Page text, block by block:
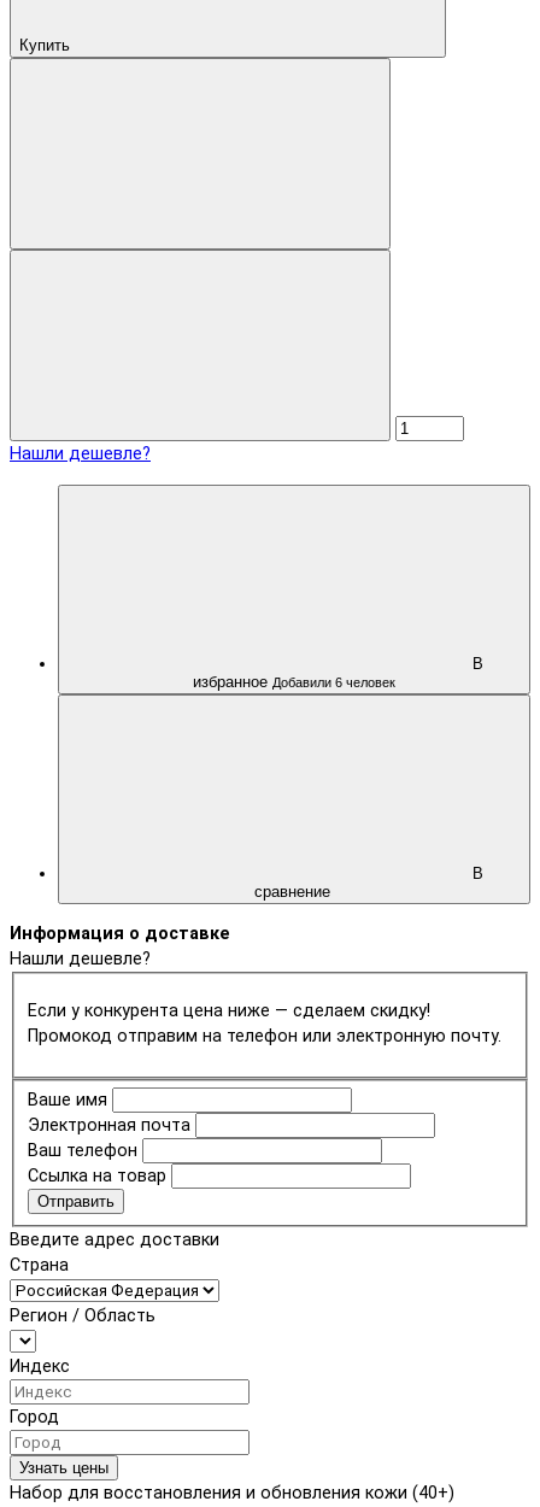
Купить
Нашли дешевле?
В
избранное Добавили 6 человек
В
сравнение
Информация о доставке
Нашли дешевле?
Если у конкурента цена ниже — сделаем скидку!
Промокод отправим на телефон или электронную почту.
Ваше имя
Электронная почта
Ваш телефон
Ссылка на товар
Отправить
Введите адрес доставки
Страна
Регион / Область
Индекс
Город
Узнать цены
Набор для восстановления и обновления кожи (40+)